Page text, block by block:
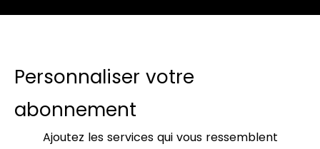
Personnaliser votre
abonnement
Ajoutez les services qui vous ressemblent